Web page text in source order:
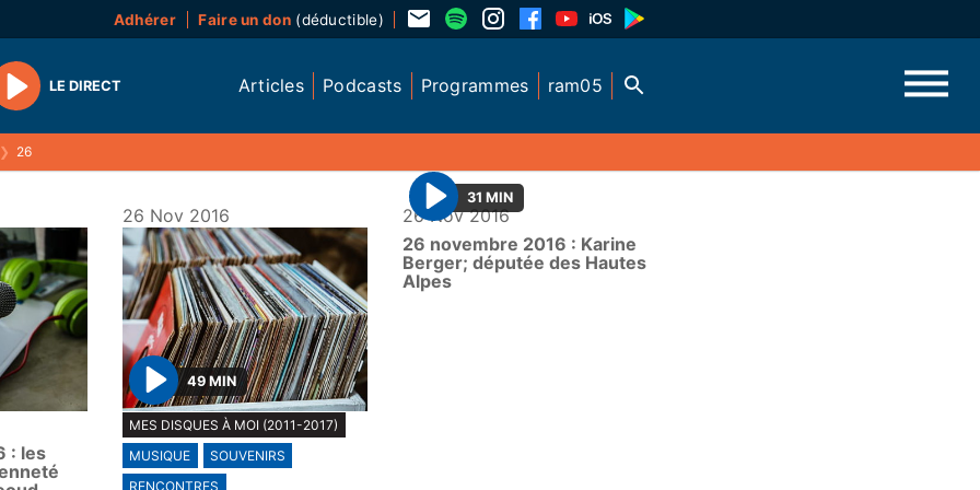
Adhérer Faire un don(déductible)
Play
LE DIRECT Articles Podcasts Programmes ram05
26
: les
26 Nov 2016
P
l
a
y
49 MIN
MES DISQUES À MOI (2011-2017)
MUSIQUE
SOUVENIRS
RENCONTRES
26 Nov 2016
P
l
a
31 MIN
26 novembre 2016 : Karine
Berger; députée des Hautes
Alpes